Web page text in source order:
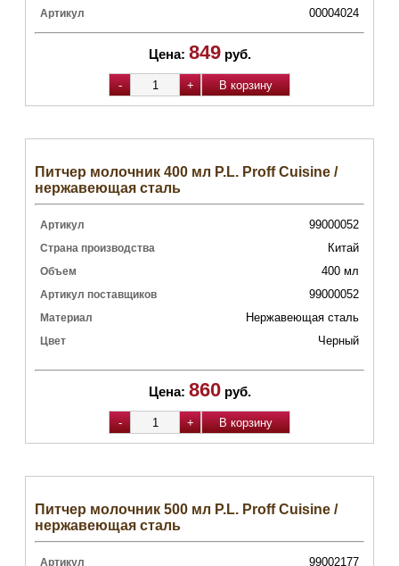
Артикул 00004024
Цена: 849 руб.
Питчер молочник 400 мл P.L. Proff Cuisine /
нержавеющая сталь
Артикул 99000052
Страна производства Китай
Объем 400 мл
Артикул поставщиков 99000052
Материал Нержавеющая сталь
Цвет Черный
Цена: 860 руб.
Питчер молочник 500 мл P.L. Proff Cuisine /
нержавеющая сталь
Артикул 99002177